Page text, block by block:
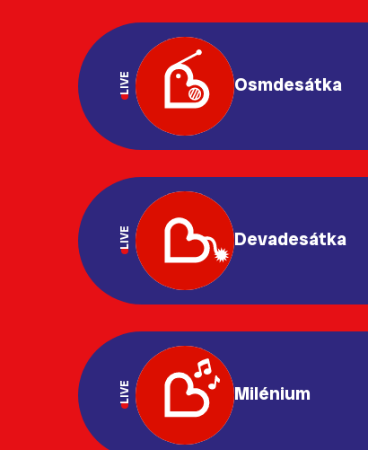
LIVE Osmdesátka
LIVE Devadesátka
LIVE Milénium